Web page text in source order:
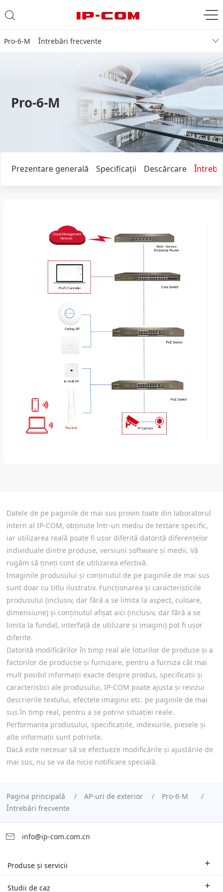
Pro-6-M Întrebări frecvente
Pro-6-M
Prezentare generală Specificaţii Descărcare
Datele de pe paginile de mai sus provin toate din laboratorul
intern al IP-COM, obținute într-un mediu de testare specific,
iar utilizarea reală poate fi ușor diferită datorită diferențelor
individuale dintre produse, versiuni software și medii. Vă
rugăm să țineți cont de utilizarea efectivă.
Imaginile produsului și conținutul de pe paginile de mai sus
sunt doar cu titlu ilustrativ. Funcționarea și caracteristicile
produsului (inclusiv, dar fără a se limita la aspect, culoare,
dimensiune) și conținutul afișat aici (inclusiv, dar fără a se
limita la fundal, interfață de utilizare și imagini) pot fi ușor
diferite.
Datorită modificărilor în timp real ale loturilor de produse și a
factorilor de producție și furnizare, pentru a furniza cât mai
mult posibil informații exacte despre produs, specificații și
caracteristici ale produsului, IP-COM poate ajusta și revizui
descrierile textului, efectele imaginii etc. pe paginile de mai
sus în timp real, pentru a se potrivi situației reale.
Performanța produsului, specificațiile, indexurile, piesele și
alte informații sunt potrivite.
Dacă este necesar să se efectueze modificările și ajustările de
mai sus, nu se va da nicio notificare specială.
Pagina principală AP-uri de exterior
Pro-6-M
Întrebări frecvente
info@ip-com.com.cn
Produse și servicii
Rutere pentru mediul de afaceri
Studii de caz